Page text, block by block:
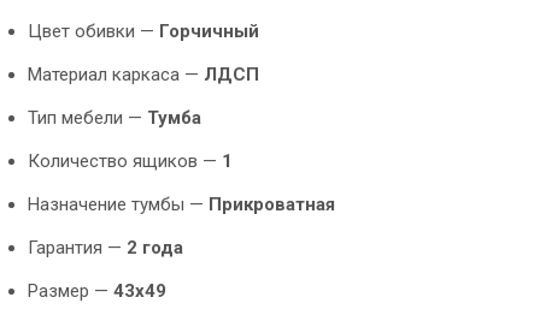
Цвет обивки — Горчичный
Материал каркаса — ЛДСП
Тип мебели — Тумба
Количество ящиков — 1
Назначение тумбы — Прикроватная
Гарантия — 2 года
Размер — 43х49